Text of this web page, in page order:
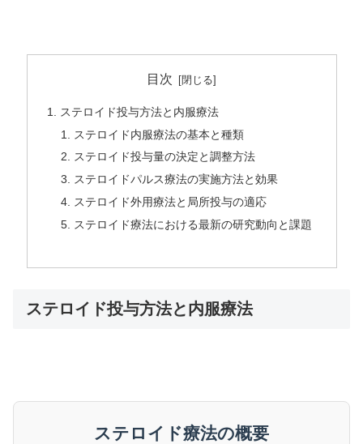
目次
ステロイド投与方法と内服療法
ステロイド内服療法の基本と種類
ステロイド投与量の決定と調整方法
ステロイドパルス療法の実施方法と効果
ステロイド外用療法と局所投与の適応
ステロイド療法における最新の研究動向と課題
ステロイド投与方法と内服療法
ステロイド療法の概要